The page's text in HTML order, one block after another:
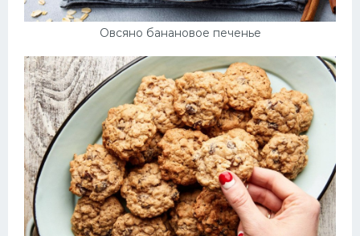
Овсяно банановое печенье